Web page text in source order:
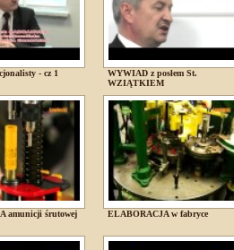
- cz 1
WYWIAD z posłem St.
WZIĄTKIEM
amunicji śrutowej
ELABORACJA w fabryce